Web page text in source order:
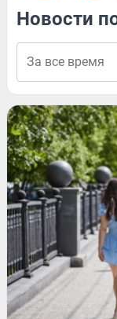
Новости